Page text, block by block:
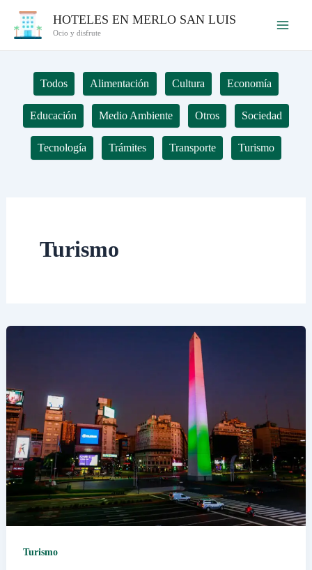
HOTELES EN MERLO SAN LUIS
Ocio y disfrute
Todos Alimentación Cultura Economía
Educación Medio Ambiente Otros Sociedad
Tecnología Trámites Transporte Turismo
Turismo
Turismo